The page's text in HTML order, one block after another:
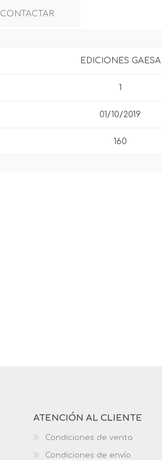
CONTACTAR
EDICIONES GAESA
1
01/10/2019
160
ATENCIÓN AL CLIENTE
Condiciones de venta
Condiciones de envío